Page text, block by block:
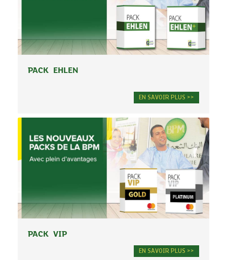
PACK EHLEN
EN SAVOIR PLUS >>
PACK VIP
EN SAVOIR PLUS >>